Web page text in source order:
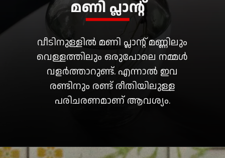
വീടിനുള്ളിൽ മണി പ്ലാൻ്റ് മണ്ണിലും
വെള്ളത്തിലും ഒരുപോലെ നമ്മൾ
വളർത്താറുണ്ട്. എന്നാൽ ഇവ
രണ്ടിനും രണ്ട് രീതിയിലുള്ള
പരിചരണമാണ് ആവശ്യം.
മണി പ്ലാൻ്റ്